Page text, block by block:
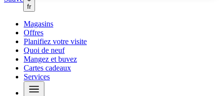
fr
Magasins
Offres
Planifiez votre visite
Quoi de neuf
Mangez et buvez
Cartes cadeaux
Services